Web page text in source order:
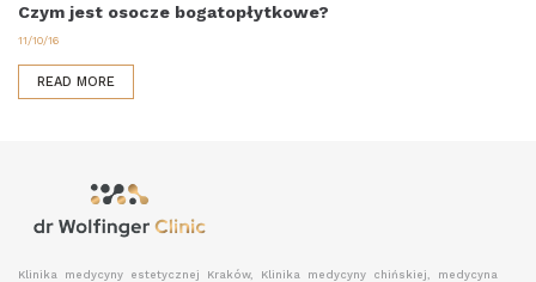
Czym jest osocze bogatopłytkowe?
11/10/16
READ MORE
Klinika medycyny estetycznej Kraków, Klinika medycyny chińskiej, medycyna